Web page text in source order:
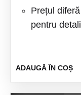
Prețul
pentru
ADAUGĂ ÎN COȘ